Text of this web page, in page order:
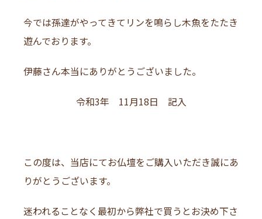
今では孫達がやってきてリンを鳴らし木魚をたたき
遊んでおります。
伊藤さん本当にありがとうございました。
令和3年 11月18日 記入
この度は、当店にてお仏壇をご購入いただき誠にあ
りがとうございます。
迷われることなく最初から弊社で買うとお決め下さ